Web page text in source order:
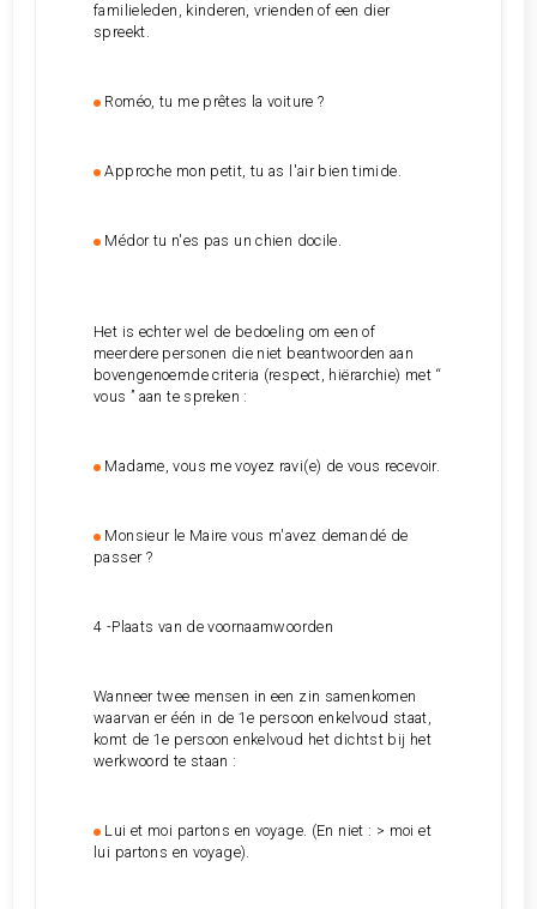
familieleden, kinderen, vrienden of een dier
spreekt.
Roméo, tu me prêtes la voiture ?
Approche mon petit, tu as l'air bien timide.
Médor tu n'es pas un chien docile.
Het is echter wel de bedoeling om een of
meerdere personen die niet beantwoorden aan
bovengenoemde criteria (respect, hiërarchie) met “
vous ” aan te spreken :
Madame, vous me voyez ravi(e) de vous recevoir.
Monsieur le Maire vous m'avez demandé de
passer ?
4 -Plaats van de voornaamwoorden
Wanneer twee mensen in een zin samenkomen
waarvan er één in de 1e persoon enkelvoud staat,
komt de 1e persoon enkelvoud het dichtst bij het
werkwoord te staan :
Lui et moi partons en voyage. (En niet : > moi et
lui partons en voyage).